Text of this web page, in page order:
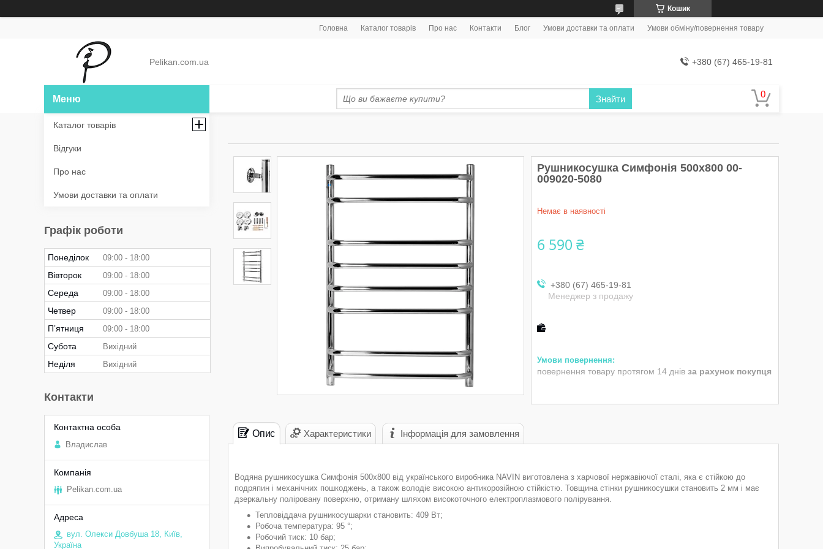
Кошик
Головна Каталог товарів Про нас Контакти Блог Умови доставки та оплати Умови обміну/повернення товару
Pelikan.com.ua +380 (67) 465-19-81
Знайти
Рушникосушка Симфонія 500х800 00-
009020-5080
Немає в наявності
6 590 ₴
+380 (67) 465-19-81
Менеджер з продажу
повернення товару протягом 14 днів за рахунок покупця
Опис Характеристики Інформація для замовлення
Водяна рушникосушка Симфонія 500х800 від українського виробника NAVIN виготовлена з харчової нержавіючої сталі, яка є стійкою до
подряпин і механічних пошкоджень, а також володіє високою антикорозійною стійкістю. Товщина стінки рушникосушки становить 2 мм і має
дзеркальну поліровану поверхню, отриману шляхом високоточного електроплазмового полірування.
Тепловіддача рушникосушарки становить: 409 Вт;
Робоча температура: 95 °;
Робочий тиск: 10 бар;
Каталог товарів
Відгуки
Про нас
Умови доставки та оплати
Графік роботи
Понеділок 09:00 18:00
Вівторок 09:00 18:00
Середа 09:00 18:00
Четвер 09:00 18:00
Пʼятниця 09:00 18:00
Субота Вихідний
Неділя Вихідний
Контакти
Владислав
Pelikan.com.ua
вул. Олекси Довбуша 18, Київ,
Україна